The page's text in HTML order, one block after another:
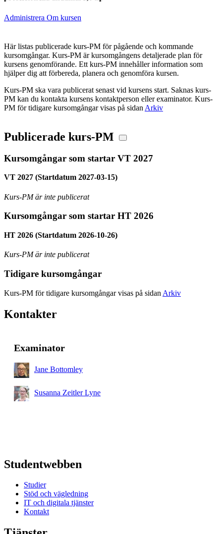
Administrera Om kursen
Här listas publicerade kurs-PM för pågående och kommande
kursomgångar. Kurs-PM är kursomgångens detaljerade plan för
kursens genomförande. Ett kurs-PM innehåller information som
hjälper dig att förbereda, planera och genomföra kursen.
Kurs-PM ska vara publicerat senast vid kursens start. Saknas kurs-
PM kan du kontakta kursens kontaktperson eller examinator. Kurs-
PM för tidigare kursomgångar visas på sidan Arkiv
Publicerade kurs-PM
Kursomgångar som startar VT 2027
VT 2027 (Startdatum 2027-03-15)
Kurs-PM är inte publicerat
Kursomgångar som startar HT 2026
HT 2026 (Startdatum 2026-10-26)
Kurs-PM är inte publicerat
Tidigare kursomgångar
Kurs-PM för tidigare kursomgångar visas på sidan Arkiv
Kontakter
Examinator
Jane Bottomley
Susanna Zeitler Lyne
Studentwebben
Studier
Stöd och vägledning
IT och digitala tjänster
Kontakt